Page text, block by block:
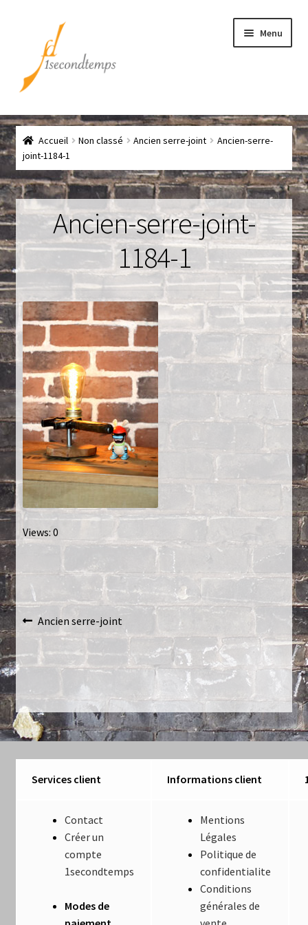
navigation
contenu
Menu
Accueil
Chef
CLICK & COLLECT
Conditions générales de vente
Contact
Couteaux
Créations sur commande
D’autres créations
Fourchette
Grands luminaires
Huître
La philosophie
Lampe à poser
Les Collections
Luminaires
Mentions Légales
Mon compte
Nautilus – Tome 1 – Les Machines Fondatrices
Paiement
Accueil Non classé Ancien serre-joint
Ancien-serre-
joint-1184-1
Ancien-serre-joint-
1184-1
Views: 0
Navigation
de
l’article
Article
précédent :
Ancien serre-joint
Services client Informations client
Contact
Créer un
compte
1secondtemps
Modes de
Mentions
Légales
Politique de
confidentialite
Conditions
générales de